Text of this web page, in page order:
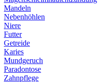
Mandeln
Nebenhöhlen
Niere
Futter
Getreide
Karies
Mundgeruch
Paradontose
Zahnpflege